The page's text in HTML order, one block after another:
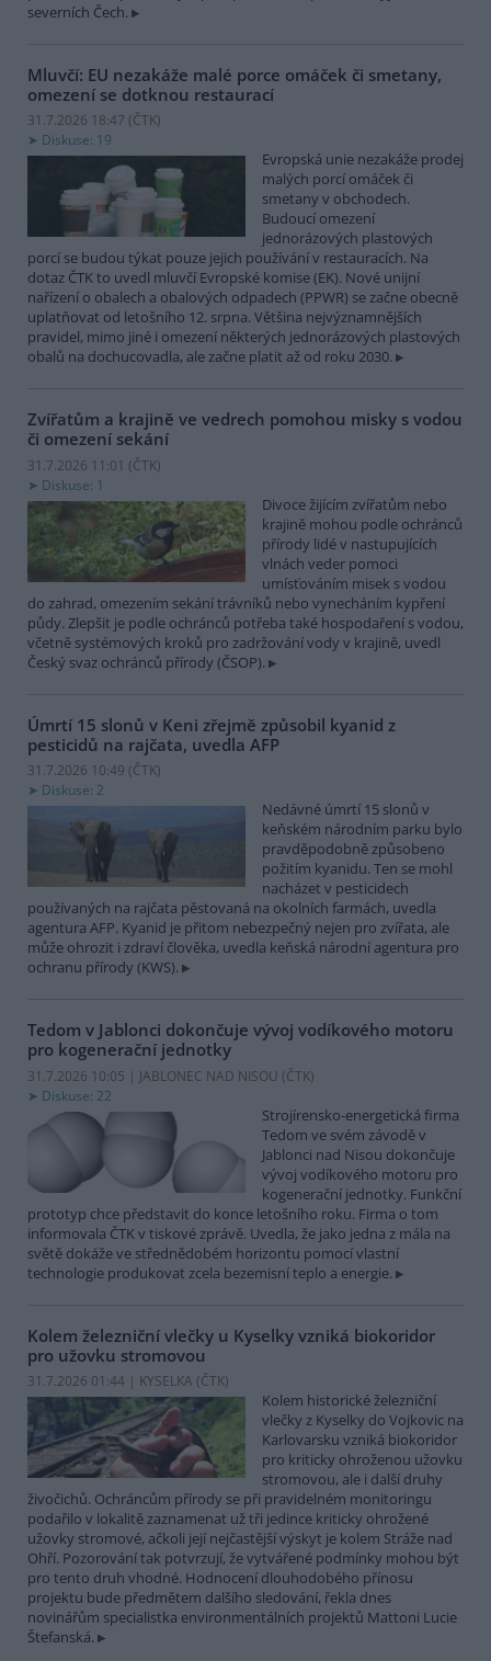
severních Čech.
Mluvčí: EU nezakáže malé porce omáček či smetany,
omezení se dotknou restaurací
31.7.2026 18:47 (ČTK)
Diskuse: 19
Evropská unie nezakáže prodej
malých porcí omáček či
smetany v obchodech.
Budoucí omezení
jednorázových plastových
porcí se budou týkat pouze jejich používání v restauracích. Na
dotaz ČTK to uvedl mluvčí Evropské komise (EK). Nové unijní
nařízení o obalech a obalových odpadech (PPWR) se začne obecně
uplatňovat od letošního 12. srpna. Většina nejvýznamnějších
pravidel, mimo jiné i omezení některých jednorázových plastových
obalů na dochucovadla, ale začne platit až od roku 2030.
Zvířatům a krajině ve vedrech pomohou misky s vodou
či omezení sekání
31.7.2026 11:01 (ČTK)
Diskuse: 1
Divoce žijícím zvířatům nebo
krajině mohou podle ochránců
přírody lidé v nastupujících
vlnách veder pomoci
umísťováním misek s vodou
do zahrad, omezením sekání trávníků nebo vynecháním kypření
půdy. Zlepšit je podle ochránců potřeba také hospodaření s vodou,
včetně systémových kroků pro zadržování vody v krajině, uvedl
Český svaz ochránců přírody (ČSOP).
Úmrtí 15 slonů v Keni zřejmě způsobil kyanid z
pesticidů na rajčata, uvedla AFP
31.7.2026 10:49 (ČTK)
Diskuse: 2
Nedávné úmrtí 15 slonů v
keňském národním parku bylo
pravděpodobně způsobeno
požitím kyanidu. Ten se mohl
nacházet v pesticidech
používaných na rajčata pěstovaná na okolních farmách, uvedla
agentura AFP. Kyanid je přitom nebezpečný nejen pro zvířata, ale
může ohrozit i zdraví člověka, uvedla keňská národní agentura pro
ochranu přírody (KWS).
Tedom v Jablonci dokončuje vývoj vodíkového motoru
pro kogenerační jednotky
31.7.2026 10:05 | JABLONEC NAD NISOU (ČTK)
Diskuse: 22
Strojírensko-energetická firma
Tedom ve svém závodě v
Jablonci nad Nisou dokončuje
vývoj vodíkového motoru pro
kogenerační jednotky. Funkční
prototyp chce představit do konce letošního roku. Firma o tom
informovala ČTK v tiskové zprávě. Uvedla, že jako jedna z mála na
světě dokáže ve střednědobém horizontu pomocí vlastní
technologie produkovat zcela bezemisní teplo a energie.
Kolem železniční vlečky u Kyselky vzniká biokoridor
pro užovku stromovou
31.7.2026 01:44 | KYSELKA (ČTK)
Kolem historické železniční
vlečky z Kyselky do Vojkovic na
Karlovarsku vzniká biokoridor
pro kriticky ohroženou užovku
stromovou, ale i další druhy
živočichů. Ochráncům přírody se při pravidelném monitoringu
podařilo v lokalitě zaznamenat už tři jedince kriticky ohrožené
užovky stromové, ačkoli její nejčastější výskyt je kolem Stráže nad
Ohří. Pozorování tak potvrzují, že vytvářené podmínky mohou být
pro tento druh vhodné. Hodnocení dlouhodobého přínosu
projektu bude předmětem dalšího sledování, řekla dnes
novinářům specialistka environmentálních projektů Mattoni Lucie
Štefanská.